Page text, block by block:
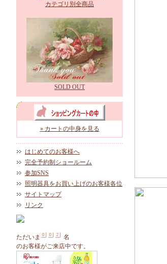
カテゴリ別全商品
SOLD OUT
» カートの中身を見る
はじめてのお客様へ
完全予約制ショールーム
参加SNS
照明器具をお買い上げのお客様各位
サイトマップ
リンク
ただいま
名
のお客様がご来店中です。